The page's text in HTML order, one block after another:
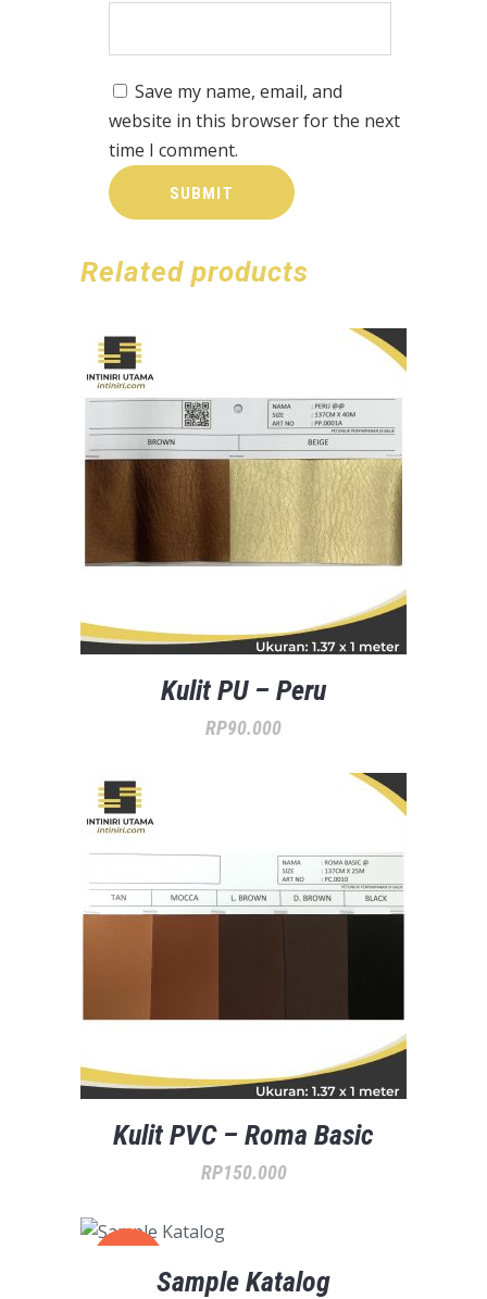
Save my name, email, and
website in this browser for the next
time I comment.
Related products
Kulit PU – Peru
RP90.000
Kulit PVC – Roma Basic
RP150.000
Sample Katalog